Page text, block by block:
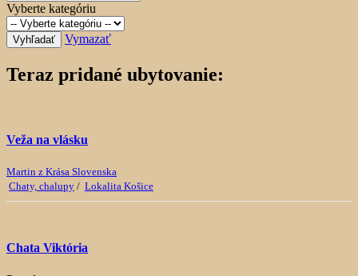
Vyberte kategóriu
Vyhľadať Vymazať
Teraz pridané ubytovanie:
Veža na vlásku
Martin z Krása Slovenska
Chaty, chalupy / Lokalita Košice
Chata Viktória